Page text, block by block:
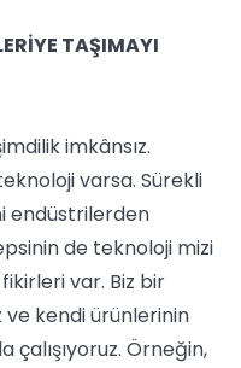
TAŞIMAYI
imkânsız.
varsa. Sürekli
endüstrilerden
de teknoloji mizi
var. Biz bir
kendi ürünlerinin
Örneğin,